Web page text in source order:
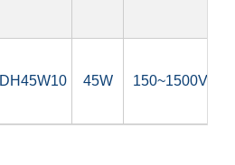
DH45W10 45W 150~1500V